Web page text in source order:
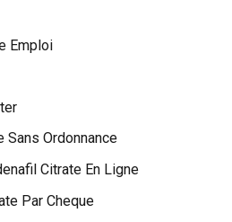
Emploi
Sans Ordonnance
Citrate En Ligne
Par Cheque